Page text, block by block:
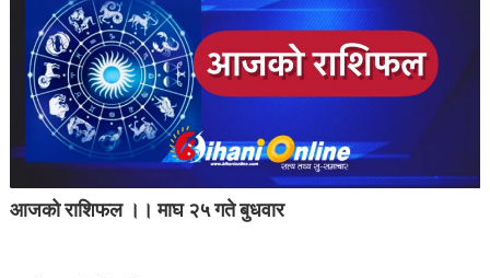
आजको राशिफल ।। माघ २५ गते बुधवार